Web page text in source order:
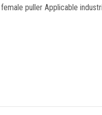
puller Applicable